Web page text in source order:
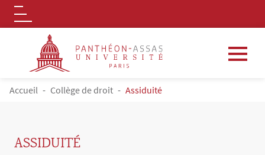
Aller au contenu principal
Logo
FIL D'ARIANE
Accueil Collège de droit Assiduité
ASSIDUITÉ